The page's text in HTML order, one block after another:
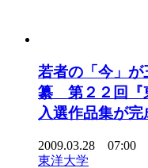
若者の「今」
纂 第２２回『
入選作品集が完
2009.03.28 07:00
東洋大学